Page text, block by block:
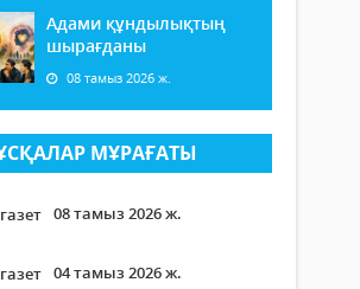
Адами құндылықтың
шырағданы
08 тамыз 2026 ж.
МҰРАҒАТЫ
08 тамыз 2026 ж.
04 тамыз 2026 ж.